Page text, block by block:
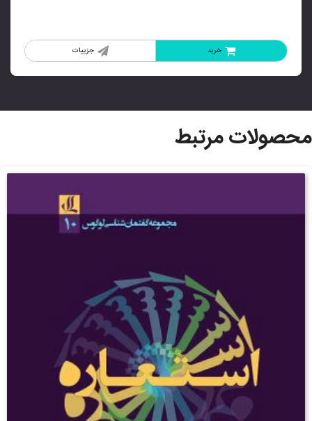
جزییات خرید
محصولات مرتبط